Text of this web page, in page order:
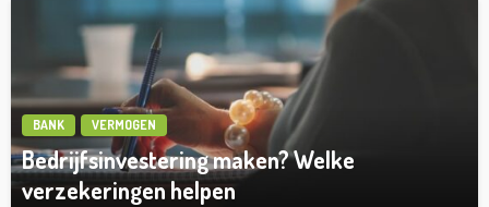
BANK VERMOGEN
Bedrijfsinvestering maken? Welke
verzekeringen helpen